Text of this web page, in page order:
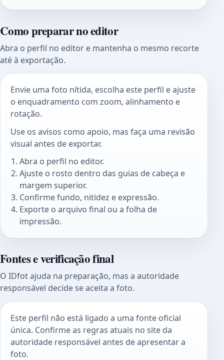
Como preparar no editor
Abra o perfil no editor e mantenha o mesmo recorte
até à exportação.
Envie uma foto nítida, escolha este perfil e ajuste
o enquadramento com zoom, alinhamento e
rotação.
Use os avisos como apoio, mas faça uma revisão
visual antes de exportar.
Abra o perfil no editor.
Ajuste o rosto dentro das guias de cabeça e
margem superior.
Confirme fundo, nitidez e expressão.
Exporte o arquivo final ou a folha de
impressão.
Fontes e verificação final
O IDfot ajuda na preparação, mas a autoridade
responsável decide se aceita a foto.
Este perfil não está ligado a uma fonte oficial
única. Confirme as regras atuais no site da
autoridade responsável antes de apresentar a
foto.